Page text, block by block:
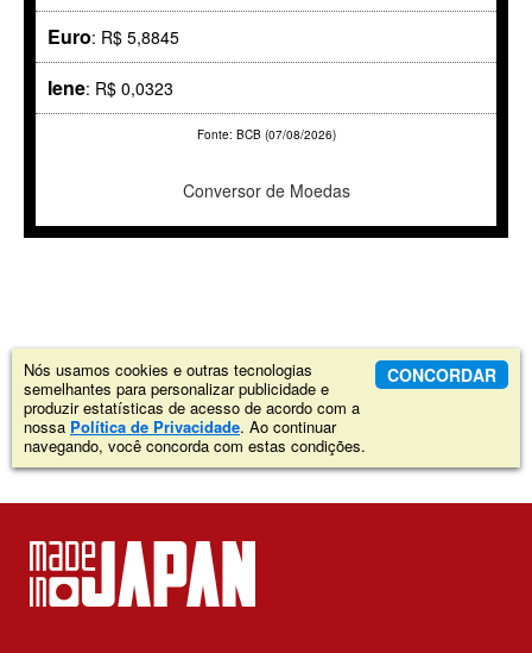
Euro: R$ 5,8845
Iene: R$ 0,0323
Fonte: BCB (07/08/2026)
Conversor de Moedas
Nós usamos cookies e outras tecnologias
semelhantes para personalizar publicidade e
produzir estatísticas de acesso de acordo com a
nossa Política de Privacidade. Ao continuar
navegando, você concorda com estas condições.
CONCORDAR